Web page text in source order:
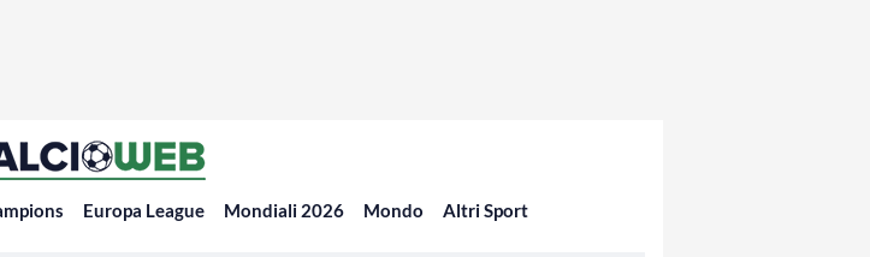
Europa League Mondiali 2026 Mondo Altri Sport